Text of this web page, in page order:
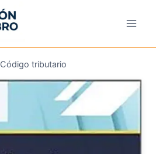
Código tributario